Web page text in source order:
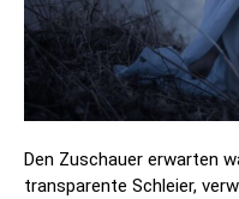
Den Zuschauer erwarten
transparente Schleier,